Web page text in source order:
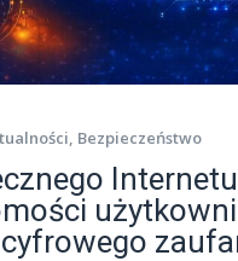
, Bezpieczeństwo